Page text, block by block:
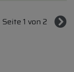
Seite 1 von 2